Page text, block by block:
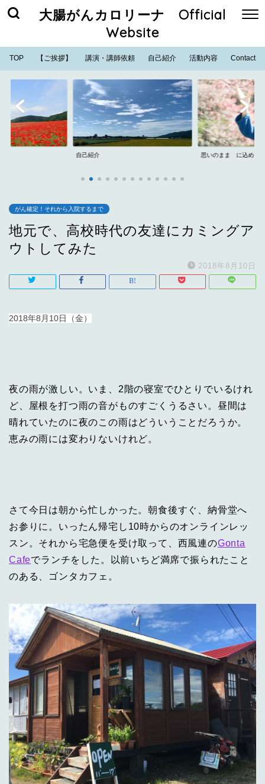
大腸がんカロリーナ Official
Website
TOP 【ご挨拶】 講演・講師依頼 自己紹介 活動内容 Contact
思いのまま に込めた思い YouTubeで発信中☆
がん確定！それから入院するまで
地元で、高校時代の友達にカミングア
ウトしてみた
2018年8月10日
2018年8月10日（金）
夜の雨が激しい。いま、2階の寝室でひとりでいるけれ
ど、屋根を打つ雨の音がものすごくうるさい。昼間は
晴れていたのに夜のこの雨はどういうことだろうか。
恵みの雨には変わりないけれど。
さて今日は朝から忙しかった。朝食後すぐ、納骨堂へ
お参りに。いったん帰宅し10時からのオンラインレッ
スン。それから宅急便を受け取って、西風連のGonta
Cafeでランチをした。以前いちど満席で振られたこと
のある、ゴンタカフェ。